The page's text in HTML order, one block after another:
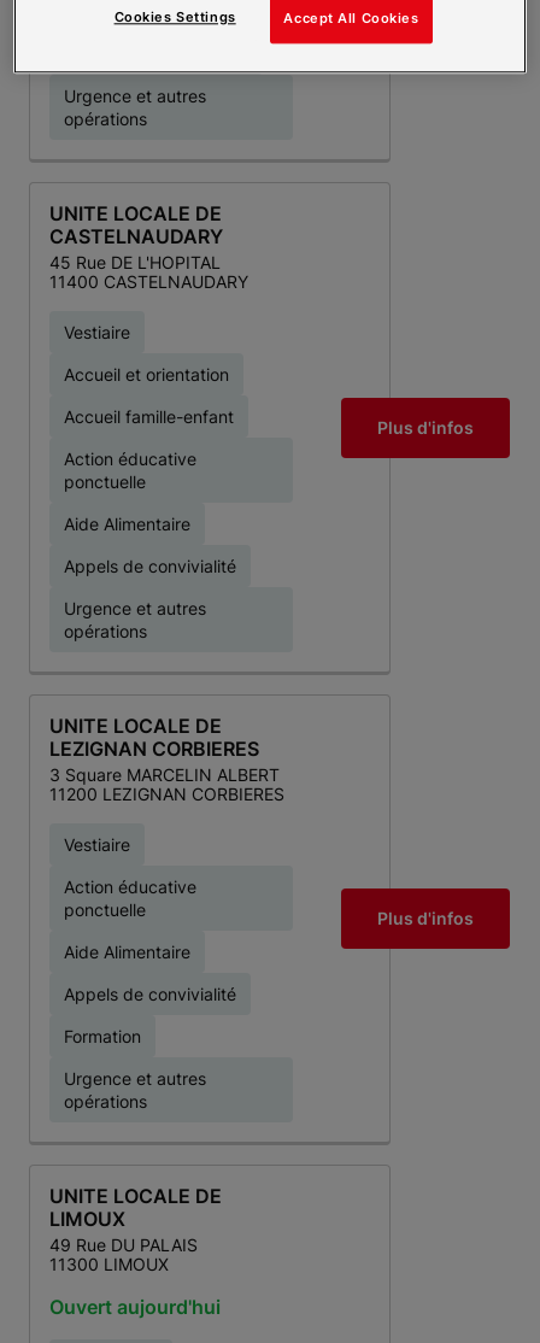
pour la santé
Urgence et autres
opérations
UNITE LOCALE DE
CASTELNAUDARY
45 Rue DE L'HOPITAL
11400 CASTELNAUDARY
Vestiaire
Accueil et orientation
Accueil famille-enfant
Action éducative
ponctuelle
Aide Alimentaire
Appels de convivialité
Urgence et autres
opérations
Plus d'infos
UNITE LOCALE DE
LEZIGNAN CORBIERES
3 Square MARCELIN ALBERT
11200 LEZIGNAN CORBIERES
Vestiaire
Action éducative
ponctuelle
Aide Alimentaire
Appels de convivialité
Formation
Urgence et autres
opérations
Plus d'infos
UNITE LOCALE DE
LIMOUX
49 Rue DU PALAIS
11300 LIMOUX
Ouvert aujourd'hui
Accept All Cookies
Cookies Settings